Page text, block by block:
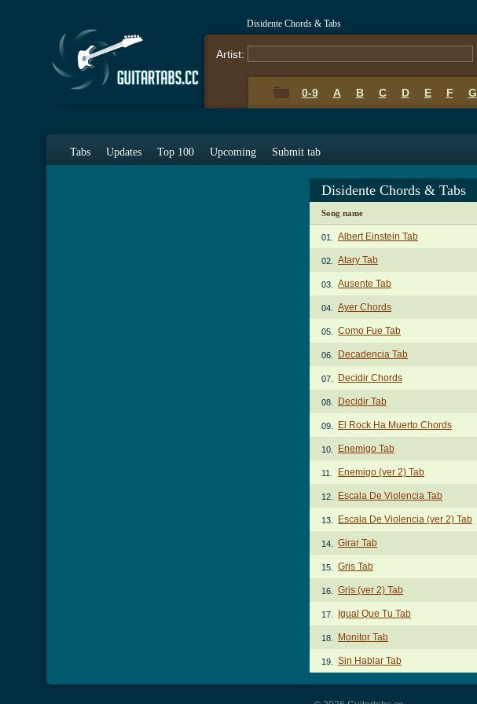
Disidente Chords & Tabs
Artist:
0-9 A B C D E F G
Tabs Updates Top 100 Upcoming Submit tab
Disidente Chords & Tabs
Song name
01. Albert Einstein Tab
02. Atary Tab
03. Ausente Tab
04. Ayer Chords
05. Como Fue Tab
06. Decadencia Tab
07. Decidir Chords
08. Decidir Tab
09. El Rock Ha Muerto Chords
10. Enemigo Tab
11. Enemigo (ver 2) Tab
12. Escala De Violencia Tab
13. Escala De Violencia (ver 2) Tab
14. Girar Tab
15. Gris Tab
16. Gris (ver 2) Tab
17. Igual Que Tu Tab
18. Monitor Tab
19. Sin Hablar Tab